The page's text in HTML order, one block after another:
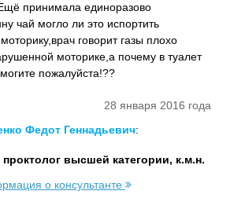
принимала единоразово
чай могло ли это испортить
говорит газы плохо
моторике,а почему в туалет
пожалуйста!??
28 января 2016 года
Федот Геннадьевич:
проктолог высшей категории, к.м.н.
о консультанте